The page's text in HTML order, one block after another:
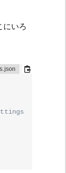
にいろ